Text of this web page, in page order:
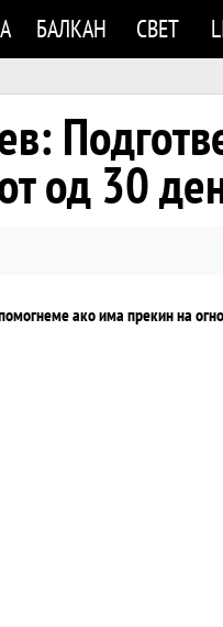
БАЛКАН СВЕТ
од 30